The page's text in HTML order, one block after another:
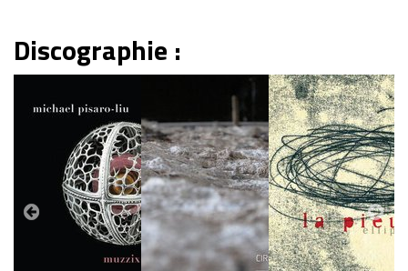
Discographie :